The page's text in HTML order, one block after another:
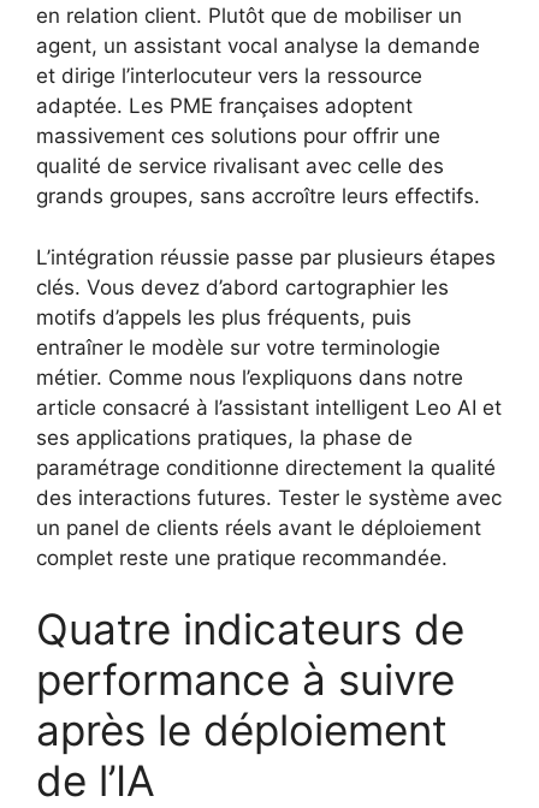
en relation client. Plutôt que de mobiliser un
agent, un assistant vocal analyse la demande
et dirige l’interlocuteur vers la ressource
adaptée. Les PME françaises adoptent
massivement ces solutions pour offrir une
qualité de service rivalisant avec celle des
grands groupes, sans accroître leurs effectifs.
L’intégration réussie passe par plusieurs étapes
clés. Vous devez d’abord cartographier les
motifs d’appels les plus fréquents, puis
entraîner le modèle sur votre terminologie
métier. Comme nous l’expliquons dans notre
article consacré à l’assistant intelligent Leo AI et
ses applications pratiques, la phase de
paramétrage conditionne directement la qualité
des interactions futures. Tester le système avec
un panel de clients réels avant le déploiement
complet reste une pratique recommandée.
Quatre indicateurs de
performance à suivre
après le déploiement
de l’IA